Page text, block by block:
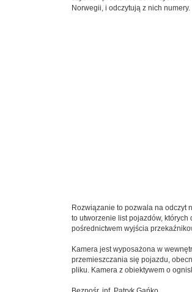
Norwegii, i odczytują z nich numery.
Rozwiązanie to pozwala na odczyt
to utworzenie list pojazdów,
pośrednictwem wyjścia
Kamera jest wyposażona w
przemieszczania się pojazdu,
pliku. Kamera z obiektywem o